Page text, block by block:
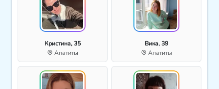
Кристина, 35
Апатиты
Вика, 39
Апатиты